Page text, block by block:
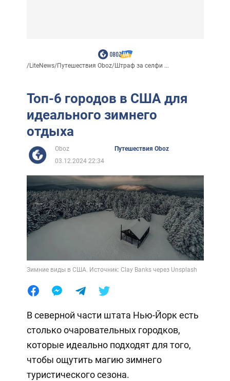
/LiteNews/Путешествия Oboz/Штраф за селфи ...
Топ-6 городов в США для
идеального зимнего
отдыха
Oboz
Путешествия Oboz
03.12.2024 22:34
Зимние виды в США. Источник: Clay Banks через Unsplash
В северной части штата Нью-Йорк есть
столько очаровательных городков,
которые идеально подходят для того,
чтобы ощутить магию зимнего
туристического сезона.